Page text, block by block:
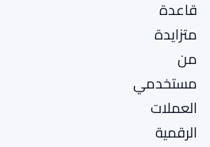
قاعدة
متزايدة
من
مستخدمي
العملات
الرقمية